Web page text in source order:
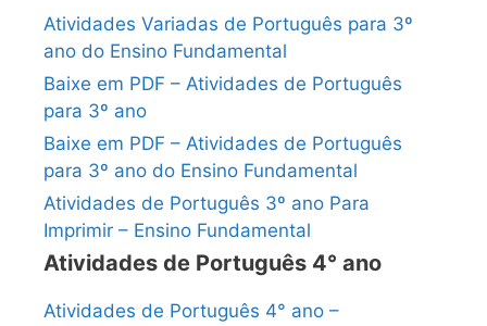
Atividades Variadas de Português para 3º
ano do Ensino Fundamental
Baixe em PDF – Atividades de Português
para 3º ano
Baixe em PDF – Atividades de Português
para 3º ano do Ensino Fundamental
Atividades de Português 3º ano Para
Imprimir – Ensino Fundamental
Atividades de Português 4° ano
Atividades de Português 4° ano –